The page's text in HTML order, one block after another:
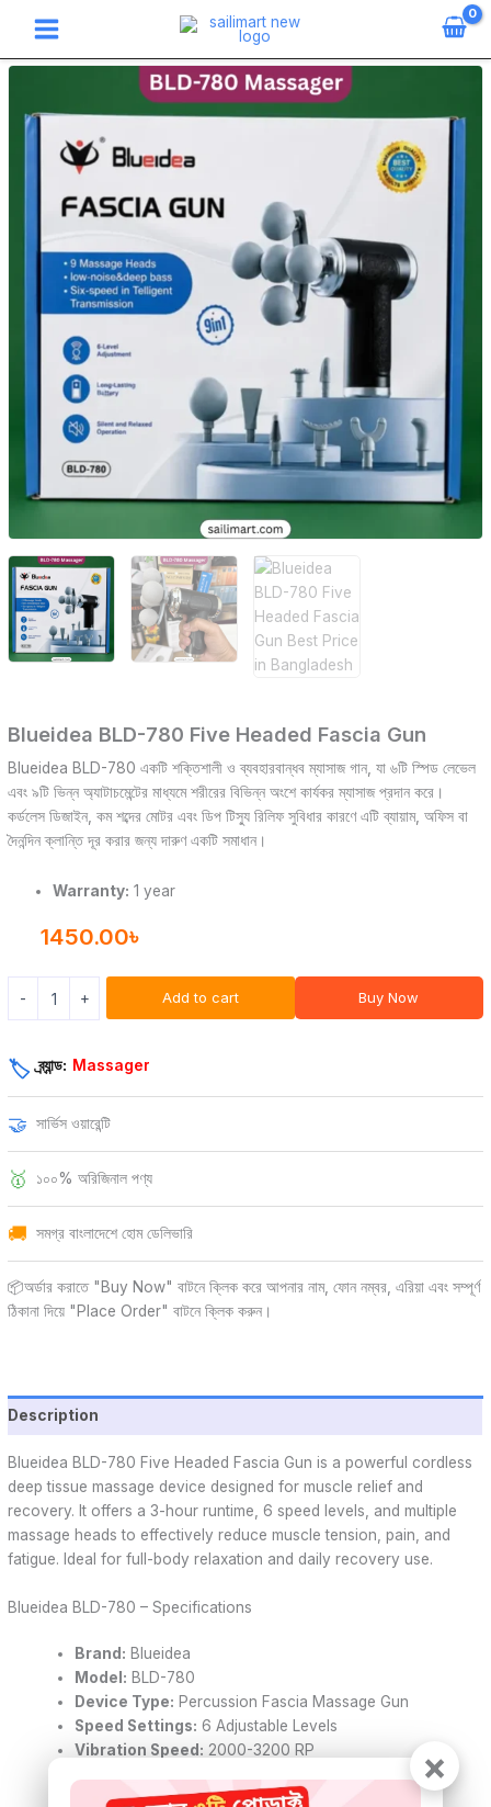
content
Blueidea BLD-780 Five Headed Fascia Gun
Blueidea BLD-780 একটি শক্তিশালী ও ব্যবহারবান্ধব ম্যাসাজ গান, যা ৬টি স্পিড লেভেল
এবং ৯টি ভিন্ন অ্যাটাচমেন্টের মাধ্যমে শরীরের বিভিন্ন অংশে কার্যকর ম্যাসাজ প্রদান করে।
কর্ডলেস ডিজাইন, কম শব্দের মোটর এবং ডিপ টিস্যু রিলিফ সুবিধার কারণে এটি ব্যায়াম, অফিস বা
দৈনন্দিন ক্লান্তি দূর করার জন্য দারুণ একটি সমাধান।
Warranty: 1 year
1450.00৳
-
Blueidea
780
Headed
+ Add to cart Buy Now
🏷️ ব্র্যান্ড: Massager
🤝 সার্ভিস ওয়ারেন্টি
🥇 ১০০% অরিজিনাল পণ্য
🚚 সমগ্র বাংলাদেশে হোম ডেলিভারি
📦অর্ডার করাতে "Buy Now" বাটনে ক্লিক করে আপনার নাম, ফোন নম্বর, এরিয়া এবং সম্পূর্ণ
ঠিকানা দিয়ে "Place Order" বাটনে ক্লিক করুন।
Description
Blueidea BLD-780 Five Headed Fascia Gun is a powerful cordless
deep tissue massage device designed for muscle relief and
recovery. It offers a 3-hour runtime, 6 speed levels, and multiple
massage heads to effectively reduce muscle tension, pain, and
fatigue. Ideal for full-body relaxation and daily recovery use.
Blueidea BLD-780 – Specifications
Brand: Blueidea
Model: BLD-780
Device Type: Percussion Fascia Massage Gun
Speed Settings: 6 Adjustable Levels
Vibration Speed: 2000-3200 RP
Massage Heads:9 Interchangeable Attachments
×